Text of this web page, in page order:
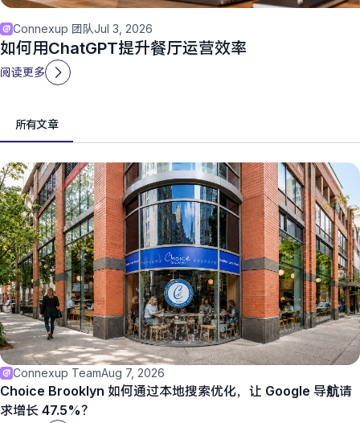
Connexup 团队Jul 3, 2026
如何用ChatGPT提升餐厅运营效率
阅读更多
所有文章
Connexup TeamAug 7, 2026
Choice Brooklyn 如何通过本地搜索优化，让 Google 导航请
求增长 47.5%？